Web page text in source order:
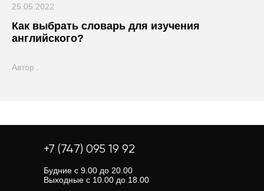
25.05.2022
Как выбрать словарь для изучения
английского?
Автор
+7 (747) 095 19 92
Будние с 9.00 до 20.00
Выходные с 10.00 до 18.00